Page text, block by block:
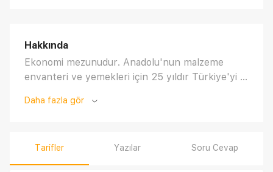
Hakkında
Ekonomi mezunudur. Anadolu'nun malzeme
envanteri ve yemekleri için 25 yıldır Türkiye'yi il
Alacahöyük kazı evinde 7 yıl Prof. Dr. Aykut
adet kitabı ve 200'ü aşkın makalesi vardır. 2012,
2015, 2016 yıllarında yazdığı kitaplar Gourmand
Daha fazla gör
Tarifler Yazılar Soru Cevap